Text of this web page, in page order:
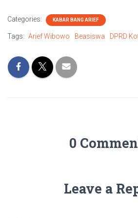
Categories: KABAR BANG ARIEF
Tags: Arief Wibowo Beasiswa DPRD
0
Leave a